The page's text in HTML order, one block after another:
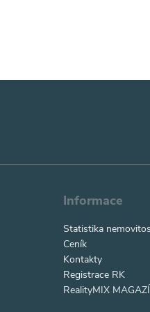
Informace
Statistika
Ceník
Kontakty
Registrace RK
RealityMIX